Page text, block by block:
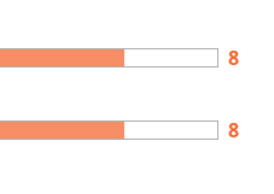
8
8